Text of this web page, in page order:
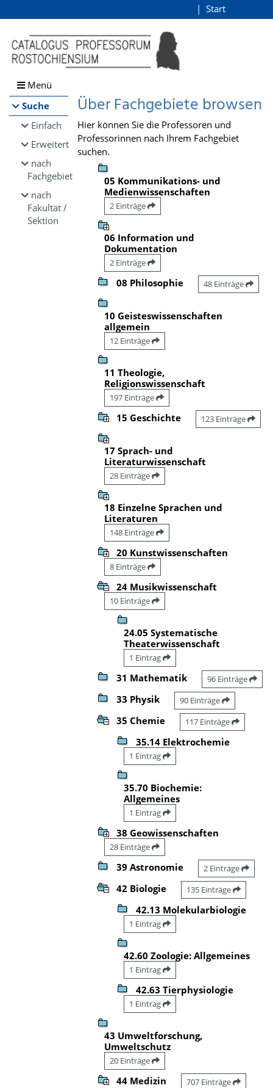
Browsen
direkt zum Inhalt
Start
Menü
Suche
Einfach
Erweitert
nach
Fachgebiet
nach
Fakultät /
Sektion
Über Fachgebiete browsen
Hier können Sie die Professoren und
Professorinnen nach Ihrem Fachgebiet
suchen.
05 Kommunikations- und
Medienwissenschaften
2 Einträge
06 Information und
Dokumentation
2 Einträge
08 Philosophie 48 Einträge
10 Geisteswissenschaften
allgemein
12 Einträge
11 Theologie,
Religionswissenschaft
197 Einträge
15 Geschichte 123 Einträge
17 Sprach- und
Literaturwissenschaft
28 Einträge
18 Einzelne Sprachen und
Literaturen
148 Einträge
20 Kunstwissenschaften
8 Einträge
24 Musikwissenschaft
10 Einträge
24.05 Systematische
Theaterwissenschaft
1 Eintrag
31 Mathematik 96 Einträge
33 Physik 90 Einträge
35 Chemie 117 Einträge
35.14 Elektrochemie
1 Eintrag
35.70 Biochemie:
Allgemeines
1 Eintrag
38 Geowissenschaften
28 Einträge
39 Astronomie 2 Einträge
42 Biologie 135 Einträge
42.13 Molekularbiologie
1 Eintrag
42.60 Zoologie: Allgemeines
1 Eintrag
42.63 Tierphysiologie
1 Eintrag
43 Umweltforschung,
Umweltschutz
20 Einträge
44 Medizin 707 Einträge